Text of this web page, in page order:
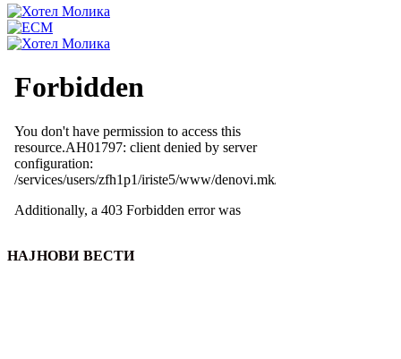
НАЈНОВИ ВЕСТИ